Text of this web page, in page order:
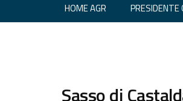
HOME AGR PRESIDENTE
Sasso di